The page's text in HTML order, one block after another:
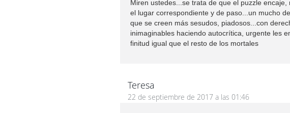
Miren ustedes...se trata de que el puzzle
el lugar correspondiente y de paso...un mucho
que se creen más sesudos, piadosos...con
inimaginables haciendo autocrítica, urgente les
finitud igual que el resto de los mortales
Teresa
22 de septiembre de 2017 a las 01:46